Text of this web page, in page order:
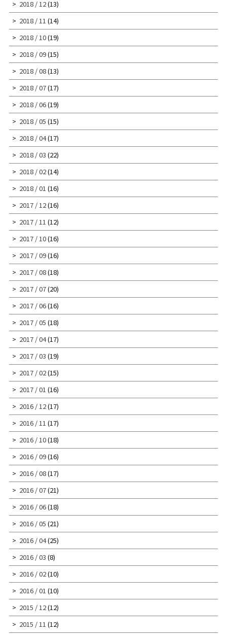
2018 / 12(13)
2018 / 11 (14)
2018 / 10(19)
2018 / 09(15)
2018 / 08(13)
2018 / 07(17)
2018 / 06(19)
2018 / 05 (15)
2018 / 04(17)
2018 / 03 (22)
2018 / 02(14)
2018 / 01 (16)
2017 / 12(16)
2017 / 11 (12)
2017 / 10(16)
2017 / 09(16)
2017 / 08(18)
2017 / 07(20)
2017 / 06(16)
2017 / 05 (18)
2017 / 04(17)
2017 / 03 (19)
2017 / 02(15)
2017 / 01 (16)
2016 / 12(17)
2016 / 11 (17)
2016 / 10(18)
2016 / 09(16)
2016 / 08(17)
2016 / 07(21)
2016 / 06(18)
2016 / 05 (21)
2016 / 04(25)
2016 / 03 (8)
2016 / 02(10)
2016 / 01 (10)
2015 / 12(12)
2015 / 11 (12)